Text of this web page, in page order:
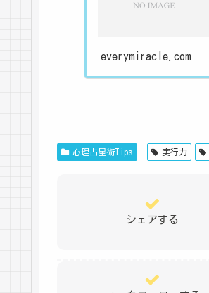
everymiracle.com
心理占星術Tips 実行力
シェアする